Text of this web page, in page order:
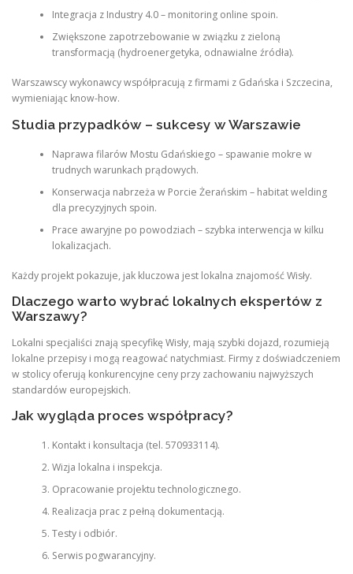
Integracja z Industry 4.0 – monitoring online spoin.
Zwiększone zapotrzebowanie w związku z zieloną
transformacją (hydroenergetyka, odnawialne źródła).
Warszawscy wykonawcy współpracują z firmami z Gdańska i Szczecina,
wymieniając know-how.
Studia przypadków – sukcesy w Warszawie
Naprawa filarów Mostu Gdańskiego – spawanie mokre w
trudnych warunkach prądowych.
Konserwacja nabrzeża w Porcie Żerańskim – habitat welding
dla precyzyjnych spoin.
Prace awaryjne po powodziach – szybka interwencja w kilku
lokalizacjach.
Każdy projekt pokazuje, jak kluczowa jest lokalna znajomość Wisły.
Dlaczego warto wybrać lokalnych ekspertów z
Warszawy?
Lokalni specjaliści znają specyfikę Wisły, mają szybki dojazd, rozumieją
lokalne przepisy i mogą reagować natychmiast. Firmy z doświadczeniem
w stolicy oferują konkurencyjne ceny przy zachowaniu najwyższych
standardów europejskich.
Jak wygląda proces współpracy?
Kontakt i konsultacja (tel. 570933114).
Wizja lokalna i inspekcja.
Opracowanie projektu technologicznego.
Realizacja prac z pełną dokumentacją.
Testy i odbiór.
Serwis pogwarancyjny.